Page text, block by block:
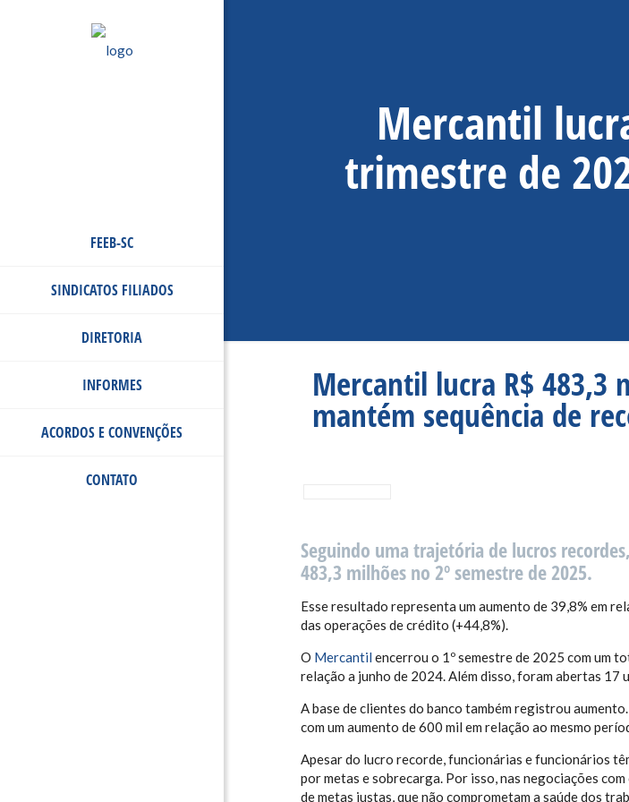
FEEB-SC
SINDICATOS FILIADOS
DIRETORIA
INFORMES
ACORDOS E CONVENÇÕES
CONTATO
Mercantil
trimestre de
Mercantil lucra R$ 483,3
mantém sequência de
Seguindo uma trajetória de lucros
483,3 milhões no 2º semestre de 2025.
Esse resultado representa um aumento de 39,8% em
das operações de crédito (+44,8%).
O Mercantil encerrou o 1º semestre de 2025 com um
relação a junho de 2024. Além disso, foram abertas
A base de clientes do banco também registrou
com um aumento de 600 mil em relação ao mesmo
Apesar do lucro recorde, funcionárias e funcionários
por metas e sobrecarga. Por isso, nas negociações
de metas justas, que não comprometam a saúde dos